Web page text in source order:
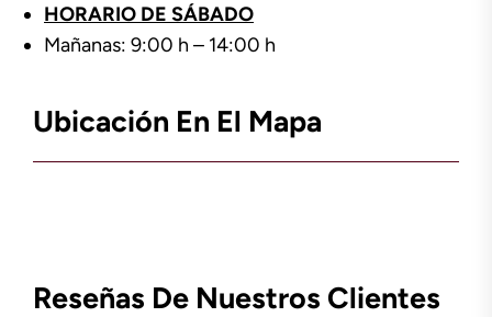
HORARIO DE SÁBADO
Mañanas: 9:00 h – 14:00 h
Ubicación En El Mapa
Reseñas De Nuestros Clientes